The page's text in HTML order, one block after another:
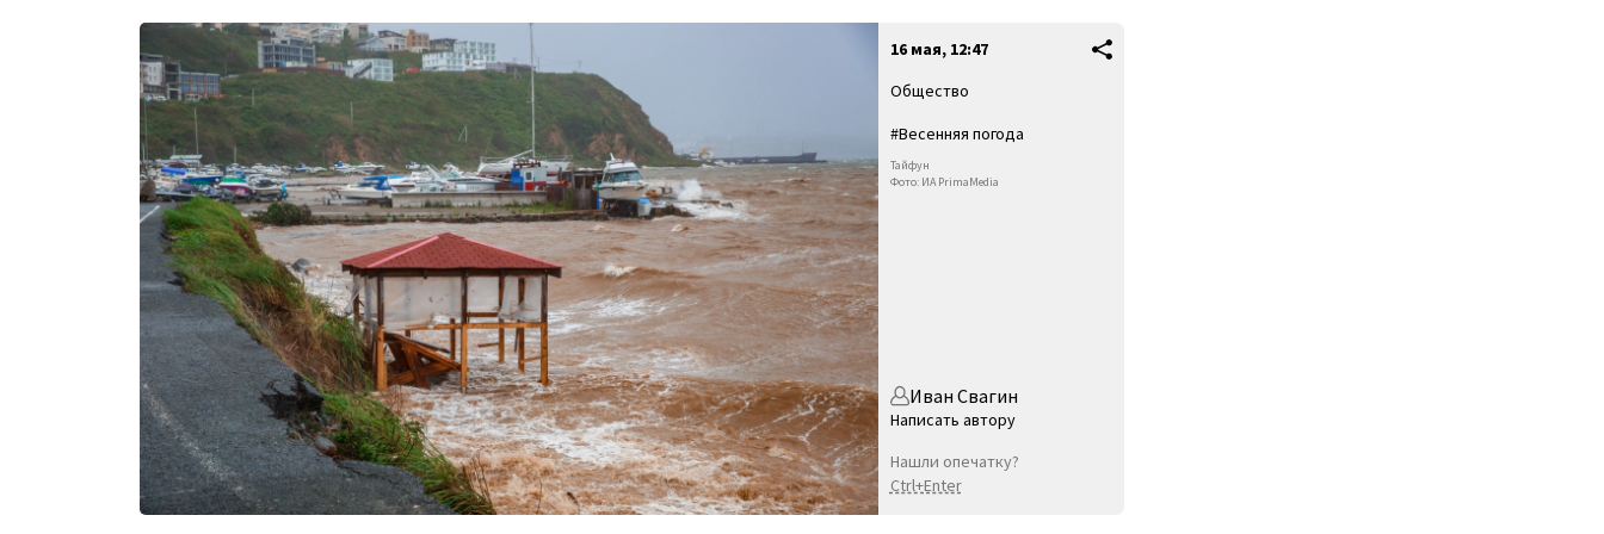
16 мая, 12:47
Общество
#Весенняя погода
Тайфун
Фото: ИА PrimaMedia
Иван Свагин
Написать автору
Нашли опечатку?
Ctrl+Enter